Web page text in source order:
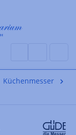
Küchenmesser